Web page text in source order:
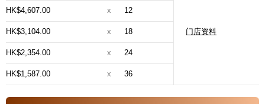
门店资料
HK$4,607.00 x 12
HK$3,104.00 x 18
HK$2,354.00 x 24
HK$1,587.00 x 36